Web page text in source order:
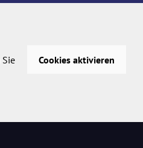
Cookies aktivieren